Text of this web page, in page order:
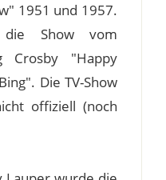
1951 und 1957.
Show vom
Crosby "Happy
Die TV-Show
offiziell (noch